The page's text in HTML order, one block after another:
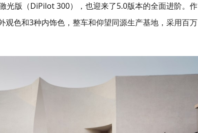
光版（DiPilot 300），也迎来了5.0版本的全面进阶。作
观色和3种内饰色，整车和仰望同源生产基地，采用百万